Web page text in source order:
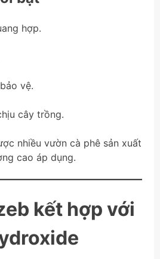
hợp.
vệ.
cây trồng.
nhiều vườn cà phê sản xuất
cao áp dụng.
kết hợp với